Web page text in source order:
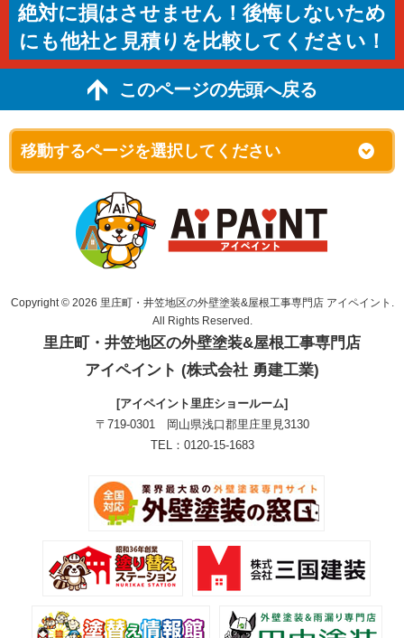
絶対に損はさせません！後悔しないため
にも他社と見積りを比較してください！
このページの先頭へ戻る
Copyright © 2026 里庄町・井笠地区の外壁塗装&屋根工事専門店 アイペイント.
All Rights Reserved.
里庄町・井笠地区の外壁塗装&屋根工事専門店
アイペイント (株式会社 勇建工業)
[アイペイント里庄ショールーム]
〒719-0301 岡山県浅口郡里庄里見3130
TEL：0120-15-1683